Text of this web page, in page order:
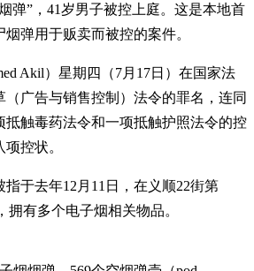
弹”，41岁男子被控上庭。这是本地首
弹用于贩卖而被控的案件。
Akil）星期四（7月17日）在国家法
（广告与销售控制）法令的罪名，连同
抵触毒药法令和一项抵触护照法令的控
控状。
于去年12月11日，在义顺22街第
拥有多个电子烟相关物品。